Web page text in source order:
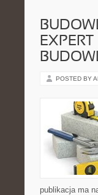
POSTED BY
publikacja ma